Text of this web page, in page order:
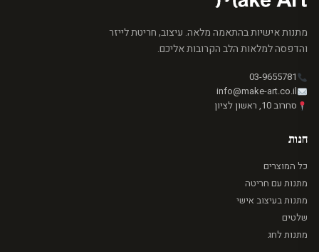
מתנות אישיות בהתאמה מלאה. עיצוב, חריטת לייזר
והדפסה למלאות הלב הקרובות אליכם.
03-9655781
info@make-art.co.il
סחרוב 10, ראשון לציון
חנות
כל המוצרים
מתנות עם חריטה
מתנות בעיצוב אישי
שלטים
מתנות לחג